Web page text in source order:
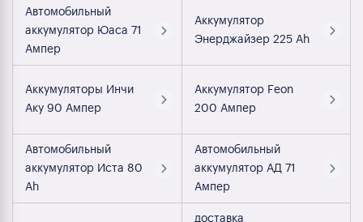
Автомобильный
аккумулятор Юаса 71
Ампер
Аккумулятор
Энерджайзер 225 Ah
Аккумуляторы Инчи
Аку 90 Ампер
Аккумулятор Feon
200 Ампер
Автомобильный
аккумулятор Иста 80
Ah
Автомобильный
аккумулятор АД 71
Ампер
доставка